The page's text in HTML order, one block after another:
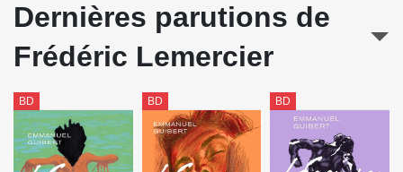
Dernières parutions de
Frédéric Lemercier
BD BD BD